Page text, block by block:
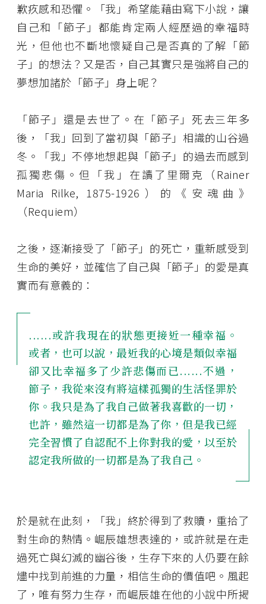
歉疚感和恐懼。「我」希望能藉由寫下小說，讓
自己和「節子」都能肯定兩人經歷過的幸福時
光，但他也不斷地懷疑自己是否真的了解「節
子」的想法？又是否，自己其實只是強將自己的
夢想加諸於「節子」身上呢？
「節子」還是去世了。在「節子」死去三年多
後，「我」回到了當初與「節子」相識的山谷過
冬。「我」不停地想起與「節子」的過去而感到
孤獨悲傷。但「我」在讀了里爾克（Rainer
Maria Rilke, 1875-1926）的《安魂曲》
（Requiem）
之後，逐漸接受了「節子」的死亡，重新感受到
生命的美好，並確信了自己與「節子」的愛是真
實而有意義的：
......或許我現在的狀態更接近一種幸福。
或者，也可以說，最近我的心境是類似幸福
卻又比幸福多了少許悲傷而已......不過，
節子，我從來沒有將這樣孤獨的生活怪罪於
你。我只是為了我自己做著我喜歡的一切，
也許，雖然這一切都是為了你，但是我已經
完全習慣了自認配不上你對我的愛，以至於
認定我所做的一切都是為了我自己。
於是就在此刻，「我」終於得到了救贖，重拾了
對生命的熱情。崛辰雄想表達的，或許就是在走
過死亡與幻滅的幽谷後，生存下來的人仍要在餘
燼中找到前進的力量，相信生命的價值吧。風起
了，唯有努力生存，而崛辰雄在他的小說中所揭